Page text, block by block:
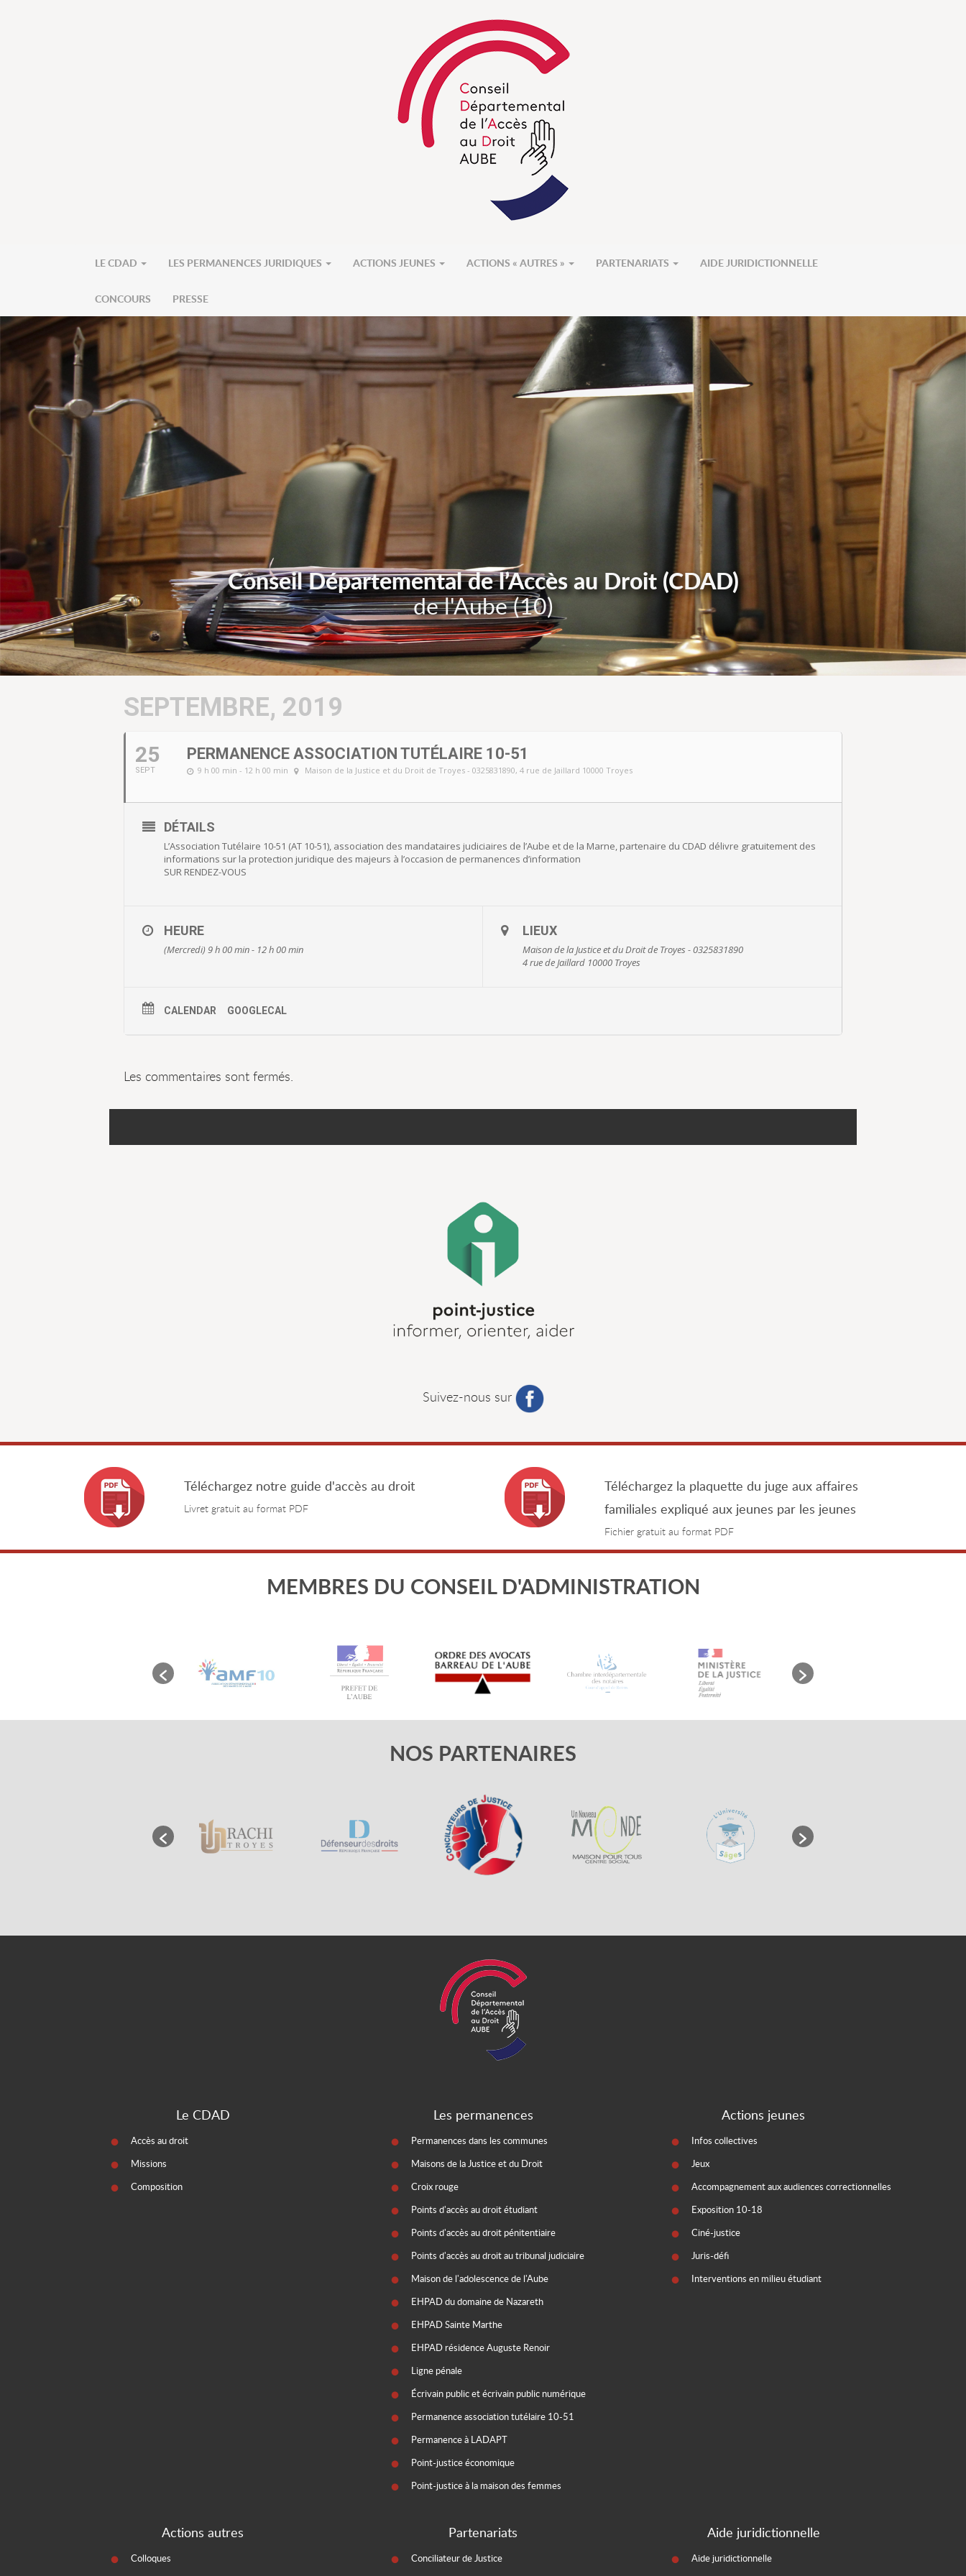
LE CDAD LES PERMANENCES JURIDIQUES ACTIONS JEUNES ACTIONS « AUTRES » PARTENARIATS AIDE JURIDICTIONNELLE
CONCOURS PRESSE
Conseil Départemental de l’Accès au Droit (CDAD)
de l'Aube (10)
SEPTEMBRE, 2019
25
SEPT
PERMANENCE ASSOCIATION TUTÉLAIRE 10-51
9 h 00 min - 12 h 00 min Maison de la Justice et du Droit de Troyes - 0325831890, 4 rue de Jaillard 10000 Troyes
DÉTAILS
L’Association Tutélaire 10-51 (AT 10-51), association des mandataires judiciaires de l’Aube et de la Marne, partenaire du CDAD délivre gratuitement des
informations sur la protection juridique des majeurs à l’occasion de permanences d’information
SUR RENDEZ-VOUS
HEURE
(Mercredi) 9 h 00 min - 12 h 00 min
LIEUX
Maison de la Justice et du Droit de Troyes - 0325831890
4 rue de Jaillard 10000 Troyes
CALENDAR GOOGLECAL
Les commentaires sont fermés.
Suivez-nous sur
Téléchargez notre guide d'accès au droit
Livret gratuit au format PDF
Téléchargez la plaquette du juge aux affaires
familiales expliqué aux jeunes par les jeunes
Fichier gratuit au format PDF
MEMBRES DU CONSEIL D'ADMINISTRATION
NOS PARTENAIRES
Le CDAD
Accès au droit
Missions
Composition
Les permanences
Permanences dans les communes
Maisons de la Justice et du Droit
Croix rouge
Points d'accès au droit étudiant
Points d'accès au droit pénitentiaire
Points d'accès au droit au tribunal judiciaire
Maison de l'adolescence de l'Aube
EHPAD du domaine de Nazareth
EHPAD Sainte Marthe
EHPAD résidence Auguste Renoir
Ligne pénale
Écrivain public et écrivain public numérique
Permanence association tutélaire 10-51
Permanence à LADAPT
Point-justice économique
Point-justice à la maison des femmes
Actions jeunes
Infos collectives
Jeux
Accompagnement aux audiences correctionnelles
Exposition 10-18
Ciné-justice
Juris-défi
Interventions en milieu étudiant
Actions autres
Colloques
Partenariats
Conciliateur de Justice
Aide juridictionnelle
Aide juridictionnelle